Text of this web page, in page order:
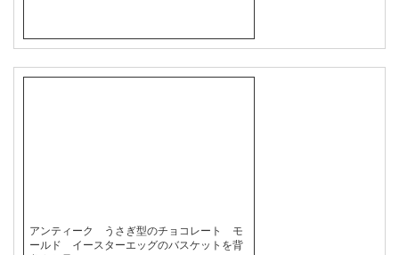
アンティーク うさぎ型のチョコレート モ
ールド イースターエッグのバスケットを背